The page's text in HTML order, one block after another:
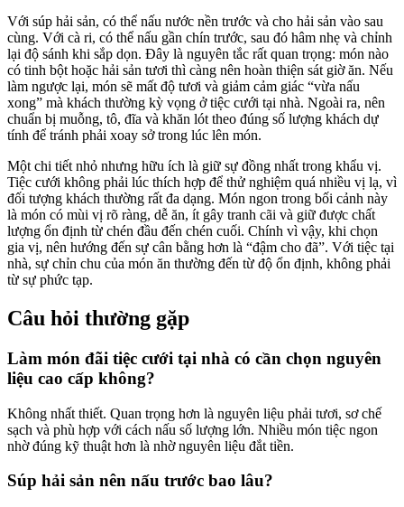
Với súp hải sản, có thể nấu nước nền trước và cho hải sản vào sau
cùng. Với cà ri, có thể nấu gần chín trước, sau đó hâm nhẹ và chỉnh
lại độ sánh khi sắp dọn. Đây là nguyên tắc rất quan trọng: món nào
có tinh bột hoặc hải sản tươi thì càng nên hoàn thiện sát giờ ăn. Nếu
làm ngược lại, món sẽ mất độ tươi và giảm cảm giác “vừa nấu
xong” mà khách thường kỳ vọng ở tiệc cưới tại nhà. Ngoài ra, nên
chuẩn bị muỗng, tô, đĩa và khăn lót theo đúng số lượng khách dự
tính để tránh phải xoay sở trong lúc lên món.
Một chi tiết nhỏ nhưng hữu ích là giữ sự đồng nhất trong khẩu vị.
Tiệc cưới không phải lúc thích hợp để thử nghiệm quá nhiều vị lạ, vì
đối tượng khách thường rất đa dạng. Món ngon trong bối cảnh này
là món có mùi vị rõ ràng, dễ ăn, ít gây tranh cãi và giữ được chất
lượng ổn định từ chén đầu đến chén cuối. Chính vì vậy, khi chọn
gia vị, nên hướng đến sự cân bằng hơn là “đậm cho đã”. Với tiệc tại
nhà, sự chỉn chu của món ăn thường đến từ độ ổn định, không phải
từ sự phức tạp.
Câu hỏi thường gặp
Làm món đãi tiệc cưới tại nhà có cần chọn nguyên
liệu cao cấp không?
Không nhất thiết. Quan trọng hơn là nguyên liệu phải tươi, sơ chế
sạch và phù hợp với cách nấu số lượng lớn. Nhiều món tiệc ngon
nhờ đúng kỹ thuật hơn là nhờ nguyên liệu đắt tiền.
Súp hải sản nên nấu trước bao lâu?